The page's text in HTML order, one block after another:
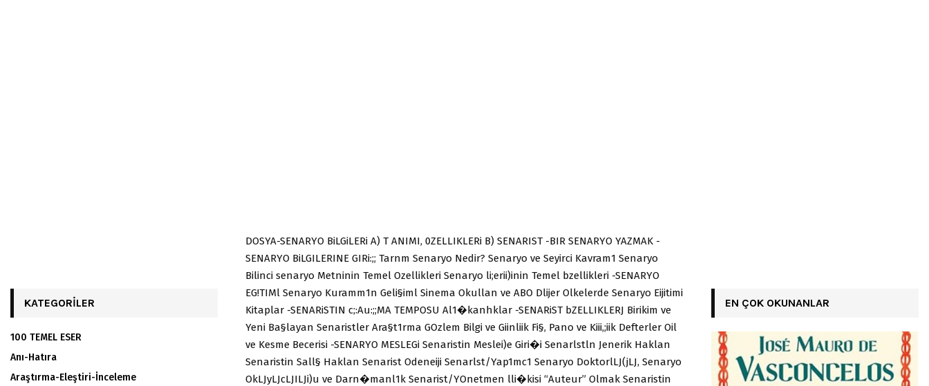
DOSYA-SENARYO BiLGiLERi A) T ANIMI, 0ZELLIKLERi B) SENARIST -BIR SENARYO YAZMAK -
SENARYO BiLGILERINE GIRi:;; Tarnm Senaryo Nedir? Senaryo ve Seyirci Kavram1 Senaryo
Bilinci senaryo Metninin Temel Ozellikleri Senaryo li;erii)inin Temel bzellikleri -SENARYO
EG!TIMl Senaryo Kuramm1n Geli§iml Sinema Okullan ve ABO Dlijer Olkelerde Senaryo Eijitimi
Kitaplar -SENARiSTIN c;:Au:;;MA TEMPOSU Al1�kanhklar -SENARiST bZELLIKLERJ Birikim ve
Yeni Ba§layan Senaristler Ara§t1rma GOzlem Bilgi ve Giinliik Fi§, Pano ve Kiii,;iik Defterler Oil
ve Kesme Becerisi -SENARYO MESLEGi Senaristin Meslei)e Giri�i Senarlstln Jenerik Haklan
Senaristin Sall§ Haklan Senarist Odeneiji Senarlst/Yap1mc1 Senaryo DoktorlLJ(jLJ, Senaryo
OkLJyLJcLJILJi)u ve Darn�manl1k Senarist/YOnetmen lli�kisi “Auteur” Olmak Senaristin
KATEGORILER
100 TEMEL ESER
Anı-Hatıra
Araştırma-Eleştiri-İnceleme
EN ÇOK OKUNANLAR